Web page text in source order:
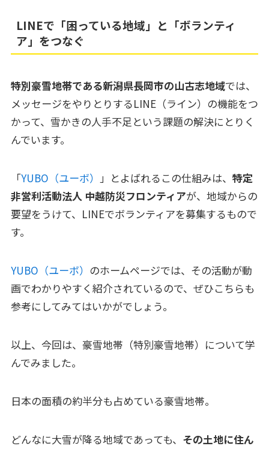
LINEで「困っている地域」と「ボランティ
ア」をつなぐ
特別豪雪地帯である新潟県長岡市の山古志地域では、
メッセージをやりとりするLINE（ライン）の機能をつ
かって、雪かきの人手不足という課題の解決にとりく
んでいます。
「YUBO（ユーボ） 」とよばれるこの仕組みは、 特定
非営利活動法人 中越防災フロンティアが、地域からの
要望をうけて、LINEでボランティアを募集するもので
す。
YUBO（ユーボ） のホームページでは、その活動が動
画でわかりやすく紹介されているので、ぜひこちらも
参考にしてみてはいかがでしょう。
以上、今回は、豪雪地帯（特別豪雪地帯）について学
んでみました。
日本の面積の約半分も占めている豪雪地帯。
どんなに大雪が降る地域であっても、 その土地に住ん